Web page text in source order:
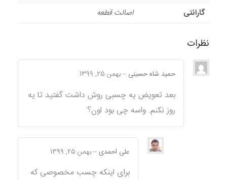
گارانتی اصالت قطعه
نظرات
حمید شاه حسینی –بهمن 25, 1399
بعد تعویض یه چسبی روش داشت گفتید تا یه
روز نکنم. واسه چی بود اون؟
علی احمدی–بهمن 25, 1399
برای اینکه چسب مخصوصی که